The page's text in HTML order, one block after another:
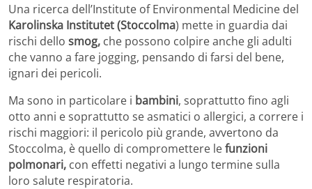
Una ricerca dell’Institute of Environmental Medicine del
Karolinska Institutet (Stoccolma) mette in guardia dai
rischi dello smog, che possono colpire anche gli adulti
che vanno a fare jogging, pensando di farsi del bene,
ignari dei pericoli.
Ma sono in particolare i bambini, soprattutto fino agli
otto anni e soprattutto se asmatici o allergici, a correre i
rischi maggiori: il pericolo più grande, avvertono da
Stoccolma, è quello di compromettere lefunzioni
polmonari, con effetti negativi a lungo termine sulla
loro salute respiratoria.